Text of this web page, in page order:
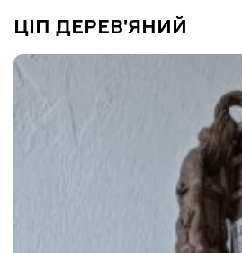
ЦІП ДЕРЕВ'ЯНИЙ